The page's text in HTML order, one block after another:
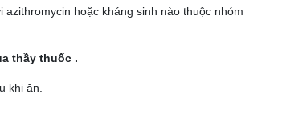
hoặc kháng sinh nào thuộc nhóm
thầy thuốc .
khi ăn.